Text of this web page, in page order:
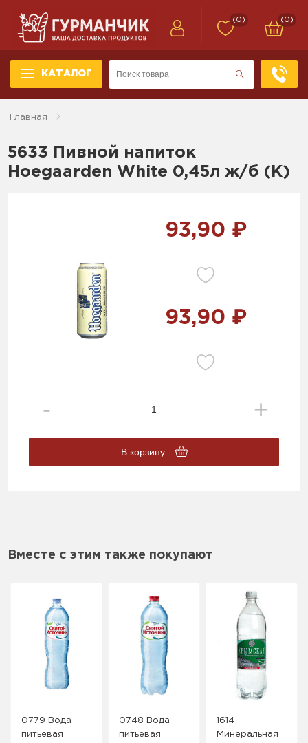
КАТАЛОГ
(0) (0)
Главная
5633 Пивной напиток
Hoegaarden White 0,45л ж/б (K)
93,90 ₽
93,90 ₽
В корзину
Вместе с этим также покупают
0779 Вода
питьевая
0748 Вода
питьевая
1614
Минеральная